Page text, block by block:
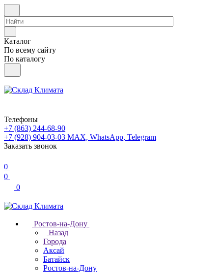
Каталог
По всему сайту
По каталогу
Телефоны
+7 (863) 244-68-90
+7 (928) 904-03-03 MAX, WhatsApp, Telegram
Заказать звонок
0
0
0
Ростов-на-Дону
Назад
Города
Аксай
Батайск
Ростов-на-Дону